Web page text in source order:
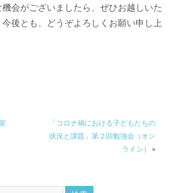
会がございましたら、ぜひお越しいた
後とも、どうぞよろしくお願い申し上
「コロナ禍における子どもたちの
状況と課題」第２回勉強会（オン
ライン） »